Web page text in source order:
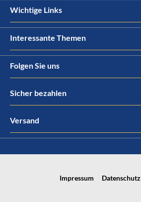
Wichtige Links
Interessante Themen
Folgen Sie uns
Sicher bezahlen
Versand
Impressum Datenschutz